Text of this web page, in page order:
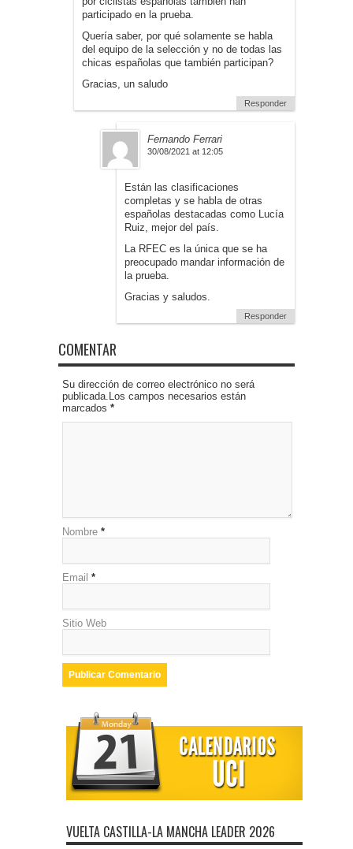
participado en la prueba.
Quería saber, por qué solamente se habla
del equipo de la selección y no de todas las
chicas españolas que también participan?
Gracias, un saludo
Responder
Fernando Ferrari
30/08/2021 at 12:05
Están las clasificaciones
completas y se habla de otras
españolas destacadas como Lucía
Ruiz, mejor del país.
La RFEC es la única que se ha
preocupado mandar información de
la prueba.
Gracias y saludos.
Responder
COMENTAR
Su dirección de correo electrónico no será
publicada.Los campos necesarios están
marcados *
Nombre *
Email *
Sitio Web
VUELTA CASTILLA-LA MANCHA LEADER 2026